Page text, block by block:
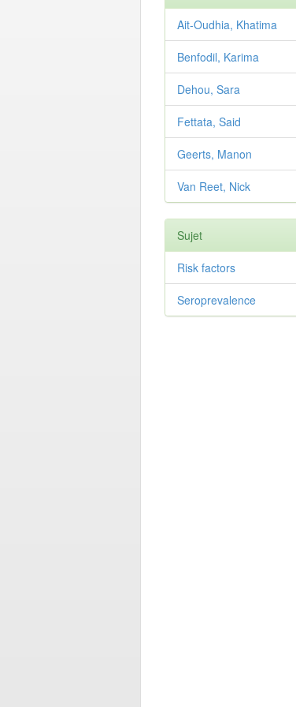
Ait-Oudhia, Khatima
Benfodil, Karima
Dehou, Sara
Fettata, Said
Geerts, Manon
Van Reet, Nick
Sujet
Risk factors
Seroprevalence